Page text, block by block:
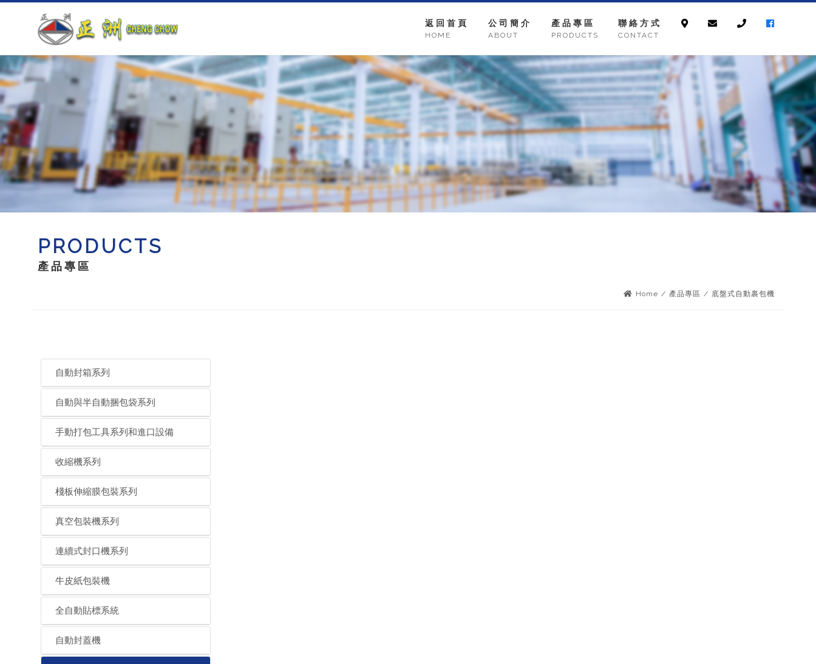
返回首頁
HOME
公司簡介
ABOUT
產品專區
PRODUCTS
聯絡方式
CONTACT
PRODUCTS
產品專區
Home / 產品專區 / 底盤式自動裹包機
自動封箱系列
自動與半自動捆包袋系列
手動打包工具系列和進口設備
收縮機系列
棧板伸縮膜包裝系列
真空包裝機系列
連續式封口機系列
牛皮紙包裝機
全自動貼標系統
自動封蓋機